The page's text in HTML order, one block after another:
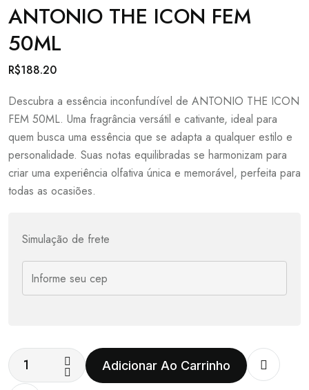
ANTONIO THE ICON FEM
50ML
R$188.20
Descubra a essência inconfundível de ANTONIO THE ICON
FEM 50ML. Uma fragrância versátil e cativante, ideal para
quem busca uma essência que se adapta a qualquer estilo e
personalidade. Suas notas equilibradas se harmonizam para
criar uma experiência olfativa única e memorável, perfeita para
todas as ocasiões.
Simulação de frete
Adicionar Ao Carrinho